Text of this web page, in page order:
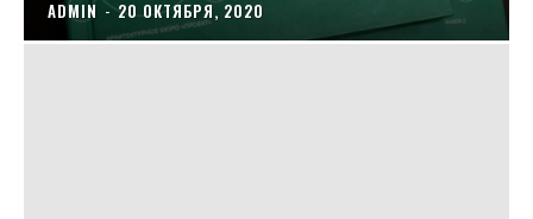
ADMIN - 20 ОКТЯБРЯ, 2020